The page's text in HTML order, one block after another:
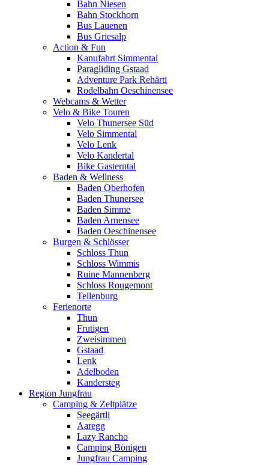
Bahn Niesen
Bahn Stockhorn
Bus Lauenen
Bus Griesalp
Action & Fun
Kanufahrt Simmental
Paragliding Gstaad
Adventure Park Rehärti
Rodelbahn Oeschinensee
Webcams & Wetter
Velo & Bike Touren
Velo Thunersee Süd
Velo Simmental
Velo Lenk
Velo Kandertal
Bike Gasterntal
Baden & Wellness
Baden Oberhofen
Baden Thunersee
Baden Simme
Baden Arnensee
Baden Oeschinensee
Burgen & Schlösser
Schloss Thun
Schloss Wimmis
Ruine Mannenberg
Schloss Rougemont
Tellenburg
Ferienorte
Thun
Frutigen
Zweisimmen
Gstaad
Lenk
Adelboden
Kandersteg
Region Jungfrau
Camping & Zeltplätze
Seegärtli
Aaregg
Lazy Rancho
Camping Bönigen
Jungfrau Camping